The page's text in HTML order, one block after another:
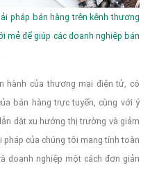
pháp bán hàng trên kênh thương
mẻ để giúp các doanh nghiệp bán
hành của thương mại điện tử, có
bán hàng trực tuyến, cùng với ý
dắt xu hướng thị trường và giảm
pháp của chúng tôi mang tính toàn
doanh nghiệp một cách đơn giản